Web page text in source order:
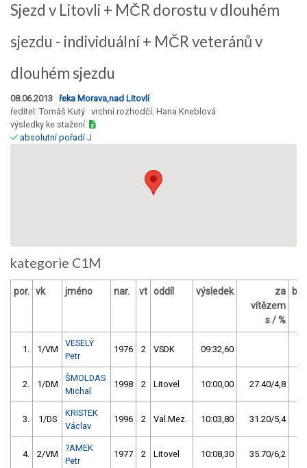
Sjezd v Litovli + MČR dorostu v dlouhém
sjezdu - individuální + MČR veteránů v
dlouhém sjezdu
08.06.2013 řeka Morava,nad Litovlí
ředitel: Tomáš Kutý vrchní rozhodčí: Hana Kneblová
výsledky ke stažení:
absolutní pořadíJ
kategorie C1M
por. vk jméno nar. vt oddíl výsledek
za
vítězem
s / %
1. 1/VM
VESELÝ
Petr
1976 2 VSDK 09:32,60
2. 1/DM
ŠMOLDAS
Michal
1998 2 Litovel 10:00,00 27.40/4,8
3. 1/DS
KRISTEK
Václav
1996 2 Val.Mez. 10:03,80 31.20/5,4
4. 2/VM
?AMEK
Petr
1977 2 Litovel 10:08,30 35.70/6,2